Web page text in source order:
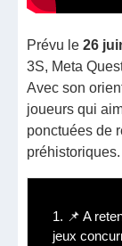
Prévu le26
3S, Meta
Avec son
joueurs qui
ponctuées de
préhistoriques.
1. 📌 A
jeux